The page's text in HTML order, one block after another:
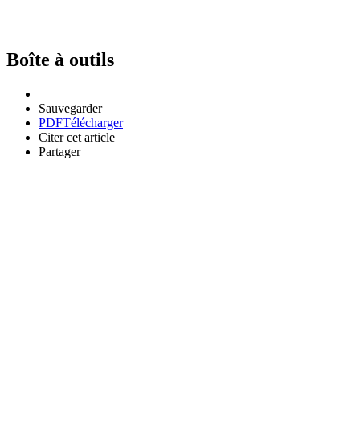
Boîte à outils
Sauvegarder
PDFTélécharger
Citer cet article
Partager